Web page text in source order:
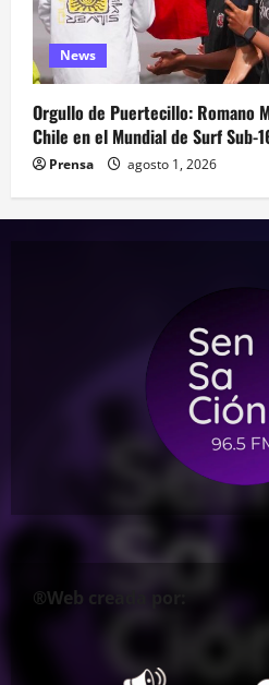
News
Orgullo de Puertecillo: Romano
Chile en el Mundial de Surf Sub-
Prensa agosto 1, 2026
®Web creada por: